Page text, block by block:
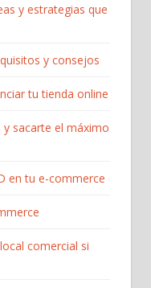
y estrategias que
y consejos
tu tienda online
sacarte el máximo
en tu e-commerce
comercial si